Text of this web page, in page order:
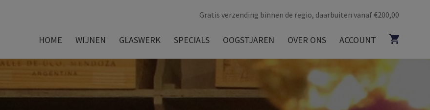
Gratis verzending binnen de regio, daarbuiten vanaf €200,00
HOME WIJNEN GLASWERK SPECIALS OOGSTJAREN OVER ONS ACCOUNT